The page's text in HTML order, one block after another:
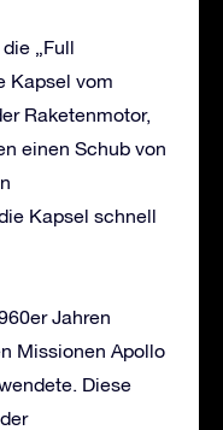
„Full
Kapsel vom
Raketenmotor,
einen Schub von
Kapsel schnell
Jahren
Missionen Apollo
Diese
der